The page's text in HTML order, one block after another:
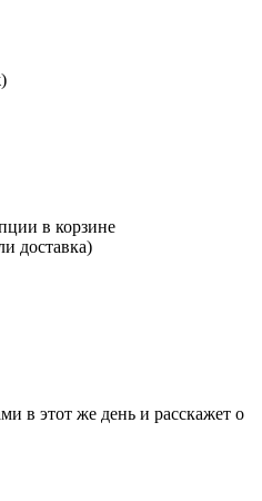
в корзине
доставка)
в этот же день и расскажет о